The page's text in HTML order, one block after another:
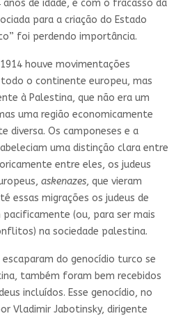
de idade, e com o fracasso da
para a criação do Estado
foi perdendo importância.
houve movimentações
o continente europeu, mas
à Palestina, que não era um
uma região economicamente
diversa. Os camponeses e a
uma distinção clara entre
entre eles, os judeus
askenazes, que vieram
essas migrações os judeus de
(ou, para ser mais
na sociedade palestina.
do genocídio turco se
também foram bem recebidos
incluídos. Esse genocídio, no
Vladimir Jabotinsky, dirigente